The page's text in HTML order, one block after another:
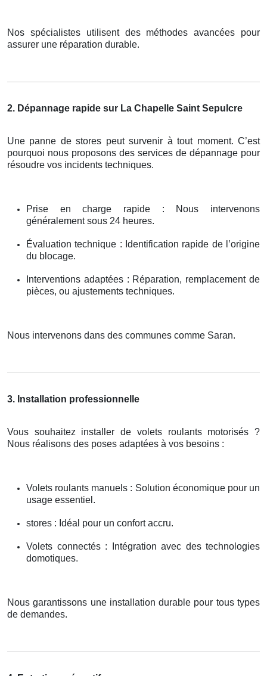
Nos spécialistes utilisent des méthodes avancées pour
assurer une réparation durable.
2. Dépannage rapide sur La Chapelle Saint Sepulcre
Une panne de stores peut survenir à tout moment. C’est
pourquoi nous proposons des services de dépannage pour
résoudre vos incidents techniques.
Prise en charge rapide : Nous intervenons
généralement sous 24 heures.
Évaluation technique : Identification rapide de l’origine
du blocage.
Interventions adaptées : Réparation, remplacement de
pièces, ou ajustements techniques.
Nous intervenons dans des communes comme Saran.
3. Installation professionnelle
Vous souhaitez installer de volets roulants motorisés ?
Nous réalisons des poses adaptées à vos besoins :
Volets roulants manuels : Solution économique pour un
usage essentiel.
stores : Idéal pour un confort accru.
Volets connectés : Intégration avec des technologies
domotiques.
Nous garantissons une installation durable pour tous types
de demandes.